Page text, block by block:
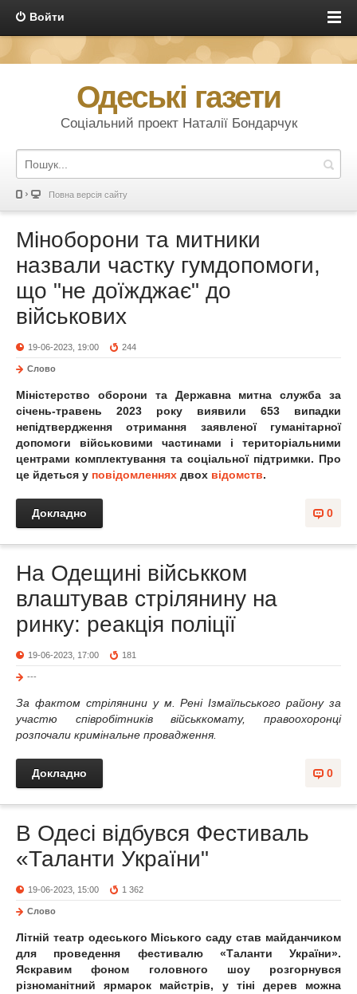
Войти
Одеські газети
Соціальний проект Наталії Бондарчук
Повна версія сайту
Міноборони та митники
назвали частку гумдопомоги,
що "не доїжджає" до
військових
19-06-2023, 19:00 244
Слово
Міністерство оборони та Державна митна служба за
січень-травень 2023 року виявили 653 випадки
непідтвердження отримання заявленої гуманітарної
допомоги військовими частинами і територіальними
центрами комплектування та соціальної підтримки. Про
це йдеться у повідомленнях двох відомств.
0
Докладно
На Одещині військком
влаштував стрілянину на
ринку: реакція поліції
19-06-2023, 17:00 181
---
За фактом стрілянини у м. Рені Ізмаїльського району за
участю співробітників військкомату, правоохоронці
розпочали кримінальне провадження.
0
Докладно
В Одесі відбувся Фестиваль
«Таланти України"
19-06-2023, 15:00 1 362
Слово
Літній театр одеського Міського саду став майданчиком
для проведення фестивалю «Таланти України».
Яскравим фоном головного шоу розгорнувся
різноманітний ярмарок майстрів, у тіні дерев можна